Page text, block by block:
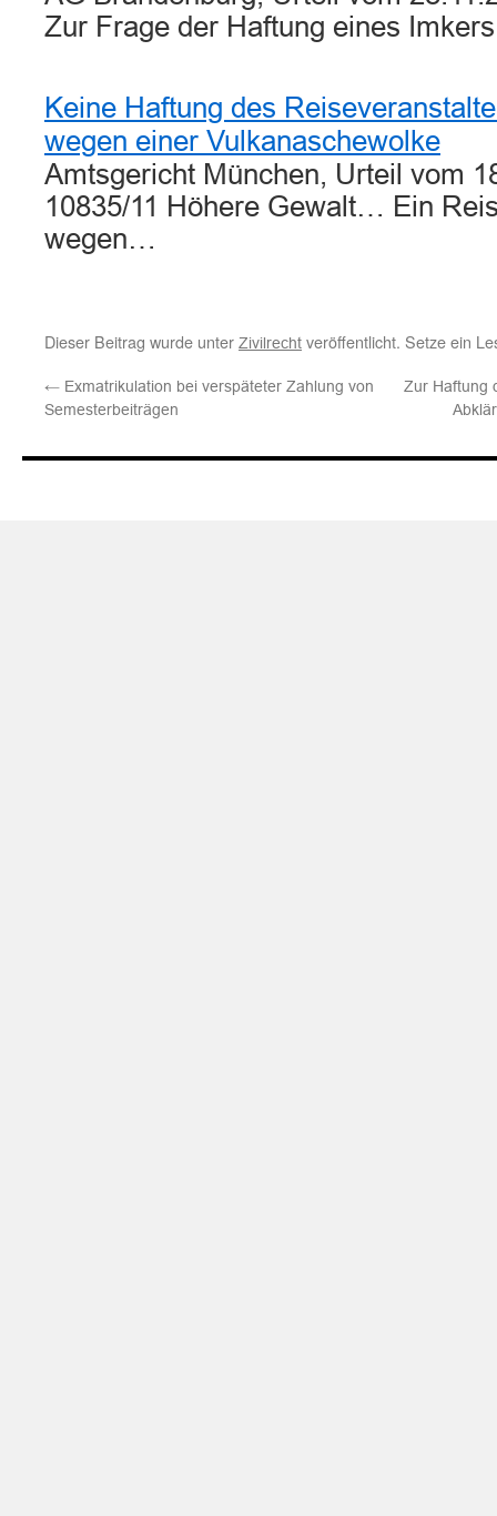
Zur Frage der Haftung eines
Keine Haftung des
wegen einer Vulkanaschewolke
Amtsgericht München, Urteil vom
10835/11 Höhere Gewalt… Ein
wegen…
Dieser Beitrag wurde unter Zivilrecht veröffentlicht. Setze ein
← Exmatrikulation bei verspäteter Zahlung von
Semesterbeiträgen
Zur Haftung